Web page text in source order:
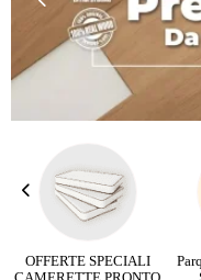
OFFERTE SPECIALI